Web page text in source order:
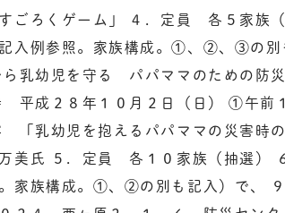
ごろくゲーム」 ４．定員 各５家族
入例参照。家族構成。①、②、③の別
ら乳幼児を守る パパママのための防
平成２８年１０月２日（日） ①午前
「乳幼児を抱えるパパママの災害時
万美氏 ５．定員 各１０家族（抽選
家族構成。①、②の別も記入）で、